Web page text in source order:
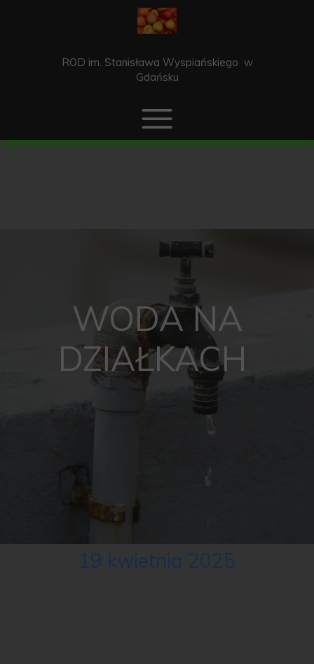
ROD im. Stanisława Wyspiańskiego w
Gdańsku
WODA NA
DZIAŁKACH
19 kwietnia 2025